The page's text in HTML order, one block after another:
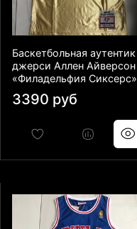
Баскетбольная аутентик
джерси Аллен Айверсон
«Филадельфия Сиксерс»
3390 руб